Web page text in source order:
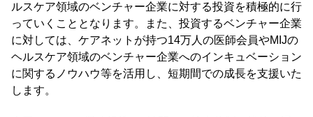
ルスケア領域のベンチャー企業に対する投資を積極的に行
っていくこととなります。また、投資するベンチャー企業
に対しては、ケアネットが持つ14万人の医師会員やMIJの
ヘルスケア領域のベンチャー企業へのインキュベーション
に関するノウハウ等を活用し、短期間での成長を支援いた
します。